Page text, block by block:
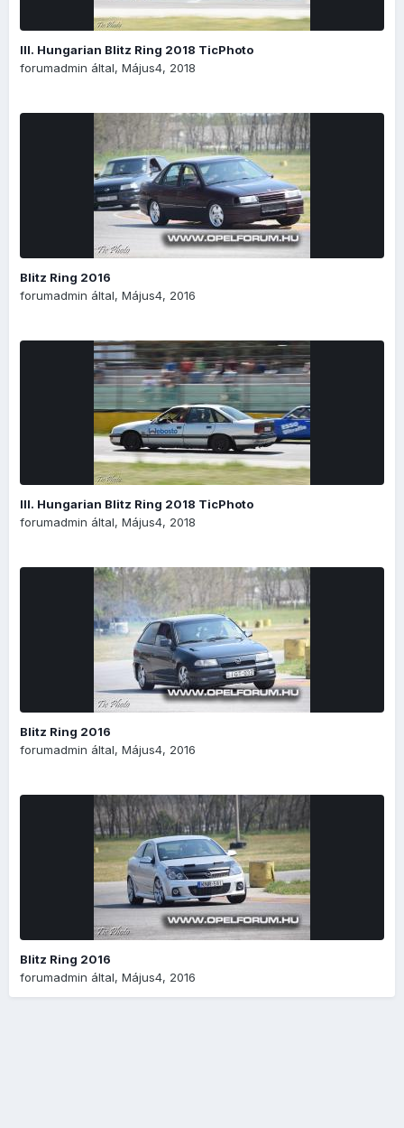
III. Hungarian Blitz Ring 2018 TicPhoto
forumadmin által, Május4, 2018
Blitz Ring 2016
forumadmin által, Május4, 2016
III. Hungarian Blitz Ring 2018 TicPhoto
forumadmin által, Május4, 2018
Blitz Ring 2016
forumadmin által, Május4, 2016
Blitz Ring 2016
forumadmin által, Május4, 2016